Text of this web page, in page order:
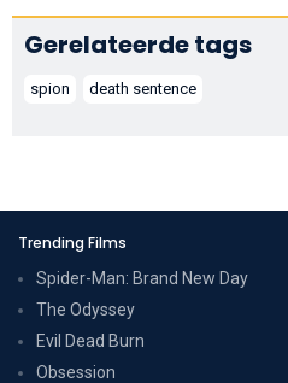
Gerelateerde tags
spion death sentence
Trending Films
Spider-Man: Brand New Day
The Odyssey
Evil Dead Burn
Obsession